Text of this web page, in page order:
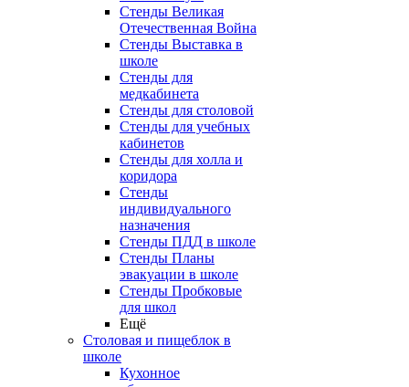
Стенды Великая
Отечественная Война
Стенды Выставка в
школе
Стенды для
медкабинета
Стенды для столовой
Стенды для учебных
кабинетов
Стенды для холла и
коридора
Стенды
индивидуального
назначения
Стенды ПДД в школе
Стенды Планы
эвакуации в школе
Стенды Пробковые
для школ
Ещё
Столовая и пищеблок в
школе
Кухонное